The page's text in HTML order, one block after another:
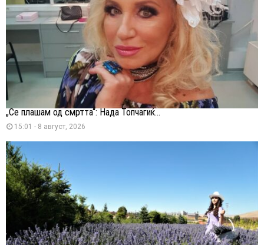
„Се плашам од смртта“: Нада Топчагиќ...
15:01 - 8 август, 2026